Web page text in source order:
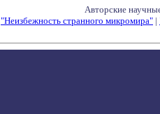
Авторские
"Неизбежность странного микромира" |